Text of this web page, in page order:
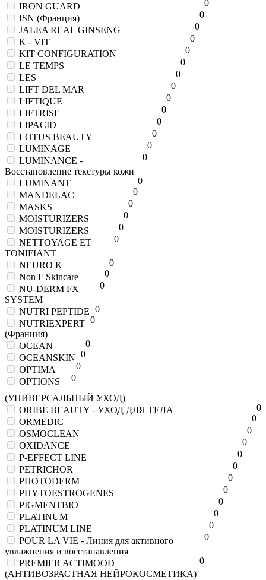
0
IRON GUARD
0
ISN (Франция)
0
JALEA REAL GINSENG
0
K - VIT
0
KIT CONFIGURATION
0
LE TEMPS
0
LES
0
LIFT DEL MAR
0
LIFTIQUE
0
LIFTRISE
0
LIPACID
0
LOTUS BEAUTY
0
LUMINAGE
0
LUMINANCE -
Восстановление текстуры кожи
0
LUMINANT
0
MANDELAC
0
MASKS
0
MOISTURIZERS
0
MOISTURIZERS
0
NETTOYAGE ET
TONIFIANT
0
NEURO K
0
Non F Skincare
0
NU-DERM FX
SYSTEM
0
NUTRI PEPTIDE
0
NUTRIEXPERT
(Франция)
0
OCEAN
0
OCEANSKIN
0
OPTIMA
0
OPTIONS
(УНИВЕРСАЛЬНЫЙ УХОД)
0
ORIBE BEAUTY - УХОД ДЛЯ ТЕЛА
0
ORMEDIC
0
OSMOCLEAN
0
OXIDANCE
0
P-EFFECT LINE
0
PETRICHOR
0
PHOTODERM
0
PHYTOESTROGENES
0
PIGMENTBIO
0
PLATINUM
0
PLATINUM LINE
0
POUR LA VIE - Линия для активного
увлажнения и восстанавления
0
PREMIER ACTIMOOD
(АНТИВОЗРАСТНАЯ НЕЙРОКОСМЕТИКА)